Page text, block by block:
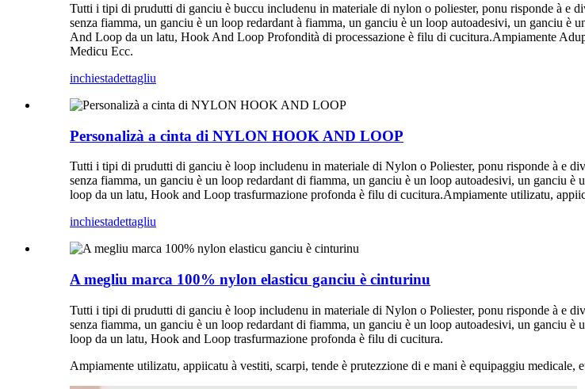
Tutti i tipi di prudutti di ganciu è buccu includenu in materiale di nylon o poliester, ponu risponde à e
senza fiamma, un ganciu è un loop redardant à fiamma, un ganciu è un loop autoadesivi, un
And Loop da un latu, Hook And Loop Profondità di processazione è filu di cucitura.Ampiamente
Medicu Ecc.
inchiestadettagliu
Personalizà a cinta di NYLON HOOK AND LOOP
Tutti i tipi di prudutti di ganciu è loop includenu in materiale di Nylon o Poliester, ponu risponde à e
senza fiamma, un ganciu è un loop redardant di fiamma, un ganciu è un loop autoadesivi, un ganciu
loop da un latu, Hook and Loop trasfurmazione profonda è filu di cucitura.Ampiamente utilizatu,
inchiestadettagliu
A megliu marca 100% nylon elasticu ganciu è cinturinu
Tutti i tipi di prudutti di ganciu è loop includenu in materiale di Nylon o Poliester, ponu risponde à e
senza fiamma, un ganciu è un loop redardant di fiamma, un ganciu è un loop autoadesivi, un ganciu
loop da un latu, Hook and Loop trasfurmazione profonda è filu di cucitura.
Ampiamente utilizatu, appiicatu à vestiti, scarpi, tende è prutezzione di e mani è equipaggiu medicale,